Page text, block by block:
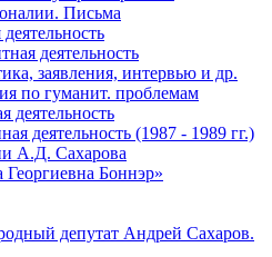
Письма
деятельность
заявления, интервью и др.
по гуманит. проблемам
деятельность
деятельность (1987 - 1989 гг.)
А.Д. Сахарова
Боннэр»
депутат Андрей Сахаров.